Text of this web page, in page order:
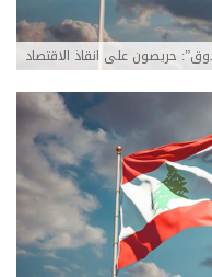
حريصون على انقاذ الاقتصاد